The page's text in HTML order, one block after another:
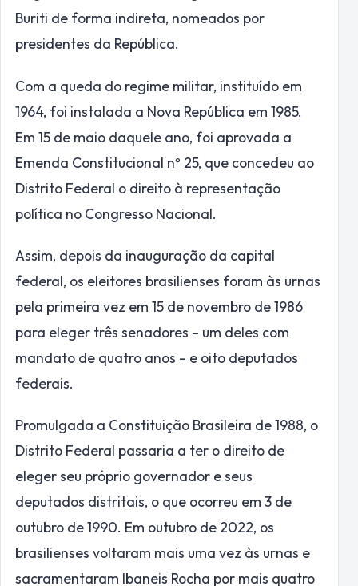
Buriti de forma indireta, nomeados por
presidentes da República.
Com a queda do regime militar, instituído em
1964, foi instalada a Nova República em 1985.
Em 15 de maio daquele ano, foi aprovada a
Emenda Constitucional nº 25, que concedeu ao
Distrito Federal o direito à representação
política no Congresso Nacional.
Assim, depois da inauguração da capital
federal, os eleitores brasilienses foram às urnas
pela primeira vez em 15 de novembro de 1986
para eleger três senadores – um deles com
mandato de quatro anos – e oito deputados
federais.
Promulgada a Constituição Brasileira de 1988, o
Distrito Federal passaria a ter o direito de
eleger seu próprio governador e seus
deputados distritais, o que ocorreu em 3 de
outubro de 1990. Em outubro de 2022, os
brasilienses voltaram mais uma vez às urnas e
sacramentaram Ibaneis Rocha por mais quatro